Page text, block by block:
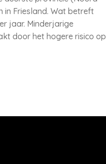
in Friesland. Wat betreft
jaar. Minderjarige
door het hogere risico op